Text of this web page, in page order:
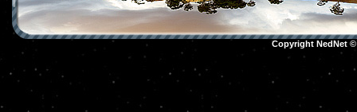
Copyright NedNet